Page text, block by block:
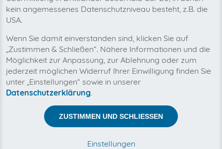
Mit invoicefetcher® können Sie alle Ihre
easybell Rechnungen an einem Ort verwalten.
Unsere Cloud-Software spart Ihnen Zeit, Geld
und Nerven.
Easybell stellt seinen Kunden diverse Flatrates für die
Telefon- und Internetleitung zur Verfügung. Der
Dienstleister ist besonders bekannt für seine
vergleichsweise geringe Preisgestaltung und seine
monatlich kündbaren Verträge. Anders als bei den
meisten anderen Anbietern entfällt somit eine
langfristige – bzw. jahrelange – Bindung an den
Anbieter. Easybell ist mehrfacher Testsieger von
verschiedenen und unabhängigen Test- und
kein angemessenes Datenschutzniveau besteht, z.B. die
USA.
Wenn Sie damit einverstanden sind, klicken Sie auf
„Zustimmen & Schließen“. Nähere Informationen und die
Möglichkeit zur Anpassung, zur Ablehnung oder zum
jederzeit möglichen Widerruf Ihrer Einwilligung finden Sie
unter „Einstellungen“ sowie in unserer
Datenschutzerklärung.
ZUSTIMMEN UND SCHLIESSEN
Einstellungen